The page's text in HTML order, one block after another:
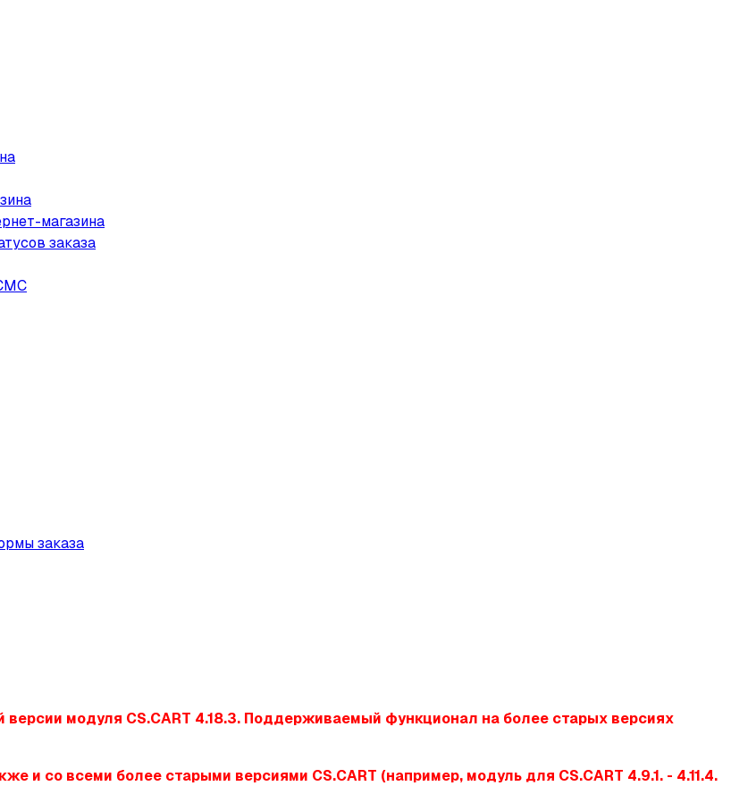
магазина
заказа
заказа
модуля CS.CART 4.18.3. Поддерживаемый функционал на более старых версиях
и со всеми более старыми версиями CS.CART (например, модуль для CS.CART 4.9.1. - 4.11.4.